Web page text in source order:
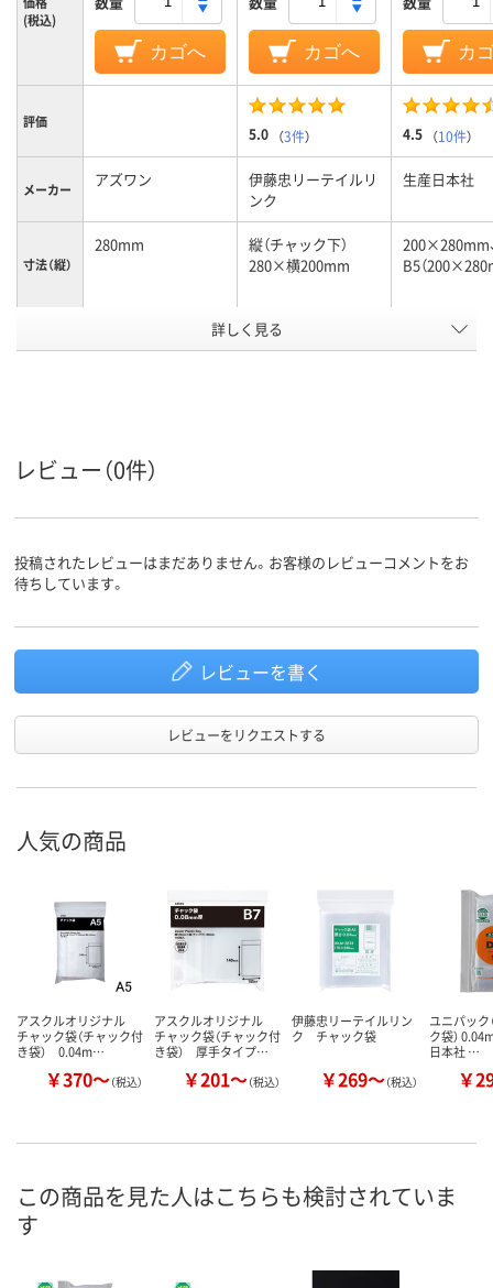
(税込)
カゴへ カゴへ カ
評価
5.0 （3件） 4.5 （10件）
メーカー アズワン
伊藤忠リーテイルリ
ンク
生産日本社
寸法（縦）
280mm
縦（チャック下）
280×横200mm
200×280mm
B5（
縦（チャック下）
280×横200mm
200×280mm
B5（
詳しく見る
レビュー（0件）
投稿されたレビューはまだありません。お客様のレビューコメントをお
待ちしています。
レビューを書く
レビューをリクエストする
人気の商品
アスクルオリジナル
チャック袋（チャック付
き袋） 0.04m…
￥370～（税込）
アスクルオリジナル
チャック袋（チャック付
き袋） 厚手タイプ…
￥201～（税込）
伊藤忠リーテイルリン
ク チャック袋
￥269～（税込）
ユニパック
ク袋）
日本社 …
￥
この商品を見た人はこちらも検討されていま
す